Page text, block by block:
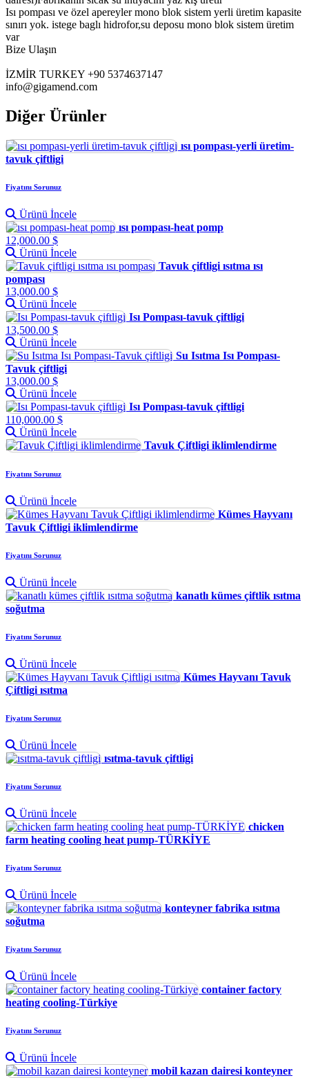
Isı pompası ve özel apereyler mono blok sistem yerli üretim kapasite
sınırı yok. istege baglı hidrofor,su deposu mono blok sistem üretim
var
Bize Ulaşın
İZMİR TURKEY +90 5374637147
info@gigamend.com
Diğer Ürünler
ısı pompası-yerli üretim-
tavuk çiftligi
Fiyatını Sorunuz
Ürünü İncele
ısı pompası-heat pomp
12,000.00 $
Ürünü İncele
Tavuk çiftligi ısıtma ısı
pompası
13,000.00 $
Ürünü İncele
Isı Pompası-tavuk çiftligi
13,500.00 $
Ürünü İncele
Su Isıtma Isı Pompası-
Tavuk çiftligi
13,000.00 $
Ürünü İncele
Isı Pompası-tavuk çiftligi
110,000.00 $
Ürünü İncele
Tavuk Çiftligi iklimlendirme
Fiyatını Sorunuz
Ürünü İncele
Kümes Hayvanı
Tavuk Çiftligi iklimlendirme
Fiyatını Sorunuz
Ürünü İncele
kanatlı kümes çiftlik ısıtma
soğutma
Fiyatını Sorunuz
Ürünü İncele
Kümes Hayvanı Tavuk
Çiftligi ısıtma
Fiyatını Sorunuz
Ürünü İncele
ısıtma-tavuk çiftligi
Fiyatını Sorunuz
Ürünü İncele
chicken
farm heating cooling heat pump-TÜRKİYE
Fiyatını Sorunuz
Ürünü İncele
konteyner fabrika ısıtma
soğutma
Fiyatını Sorunuz
Ürünü İncele
container factory
heating cooling-Türkiye
Fiyatını Sorunuz
Ürünü İncele
mobil kazan dairesi konteyner